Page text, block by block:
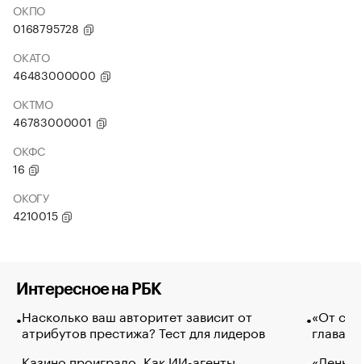
ОКПО
0168795728
ОКАТО
46483000000
ОКТМО
46783000001
ОКФС
16
ОКОГУ
4210015
Интересное на РБК
Насколько ваш авторитет зависит от
атрибутов престижа? Тест для лидеров
«От
глава